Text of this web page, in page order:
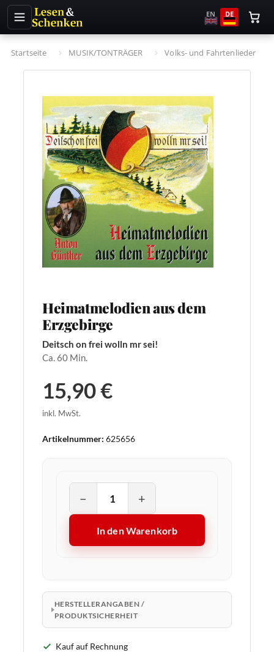
EN DE
Startseite MUSIK/TONTRÄGER Volks- und Fahrtenlieder
Heimatmelodien aus dem
Erzgebirge
Deitsch on frei wolln mr sei!
Ca. 60 Min.
15,90 €
inkl. MwSt.
Artikelnummer: 625656
− +
In den Warenkorb
HERSTELLERANGABEN /
PRODUKTSICHERHEIT
Kauf auf Rechnung